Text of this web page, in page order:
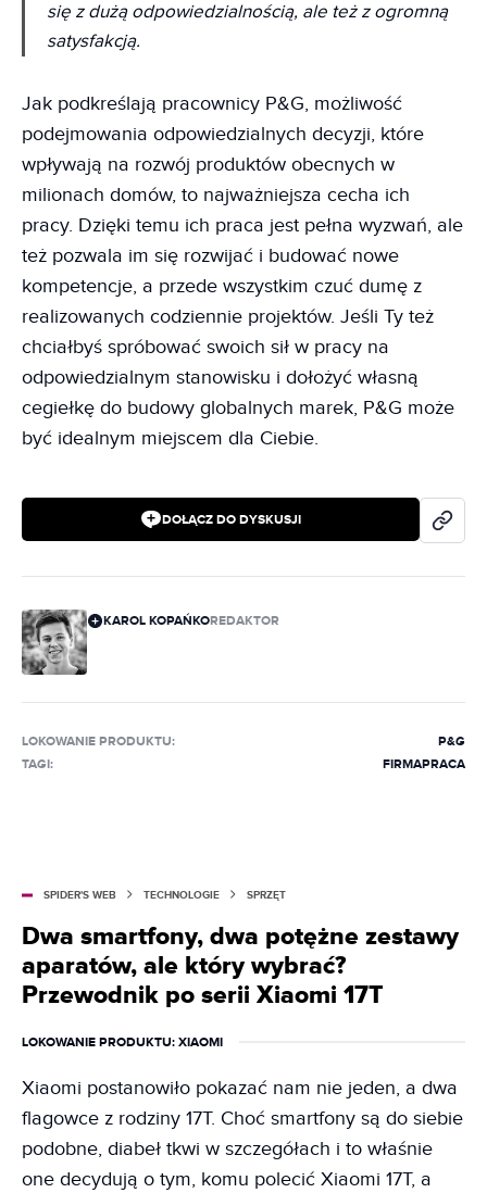
się z dużą odpowiedzialnością, ale też z ogromną
satysfakcją.
Jak podkreślają pracownicy P&G, możliwość
podejmowania odpowiedzialnych decyzji, które
wpływają na rozwój produktów obecnych w
milionach domów, to najważniejsza cecha ich
pracy. Dzięki temu ich praca jest pełna wyzwań, ale
też pozwala im się rozwijać i budować nowe
kompetencje, a przede wszystkim czuć dumę z
realizowanych codziennie projektów. Jeśli Ty też
chciałbyś spróbować swoich sił w pracy na
odpowiedzialnym stanowisku i dołożyć własną
cegiełkę do budowy globalnych marek, P&G może
być idealnym miejscem dla Ciebie.
DOŁĄCZ DO DYSKUSJI
KAROL KOPAŃKOREDAKTOR
LOKOWANIE PRODUKTU:
P&G
TAGI:
FIRMAPRACA
SPIDER'S WEB TECHNOLOGIE SPRZĘT
Dwa smartfony, dwa potężne zestawy
aparatów, ale który wybrać?
Przewodnik po serii Xiaomi 17T
LOKOWANIE PRODUKTU: XIAOMI
Xiaomi postanowiło pokazać nam nie jeden, a dwa
flagowce z rodziny 17T. Choć smartfony są do siebie
podobne, diabeł tkwi w szczegółach i to właśnie
one decydują o tym, komu polecić Xiaomi 17T, a